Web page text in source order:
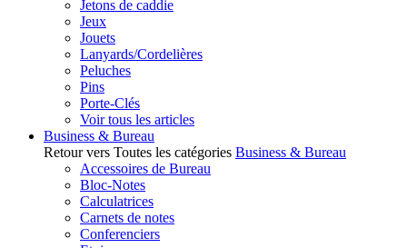
Jetons de caddie
Jeux
Jouets
Lanyards/Cordelières
Peluches
Pins
Porte-Clés
Voir tous les articles
Business & Bureau
Retour vers Toutes les catégories Business & Bureau
Accessoires de Bureau
Bloc-Notes
Calculatrices
Carnets de notes
Conferenciers